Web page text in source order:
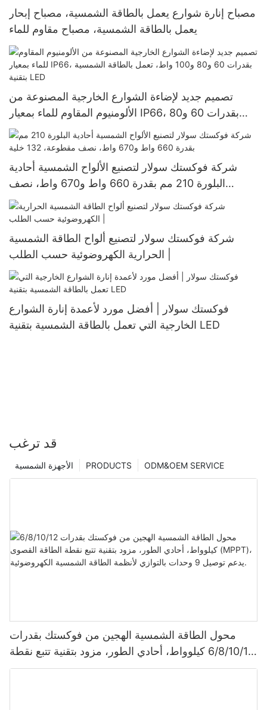
مصباح إنارة شوارع يعمل بالطاقة الشمسية، مصباح إبحار
يعمل بالطاقة الشمسية، مصباح مقاوم للماء
تصميم جديد لإضاءة الشوارع الخارجية المصنوعة من
الألومنيوم المقاوم للماء بمعيار IP66، بقدرات 60 و80
و100 واط، تعمل بالطاقة الشمسية بتقنية LED
شركة فوكستك سولار لتصنيع الألواح الشمسية أحادية
البلورة 210 مم بقدرة 660 واط و670 واط، نصف
مقطوعة، 132 خلية
شركة فوكستك سولار لتصنيع ألواح الطاقة الشمسية
فوكستك سولار | أفضل مورد لأعمدة إنارة الشوارع
الخارجية التي تعمل بالطاقة الشمسية بتقنية LED
قد ترغب
ODM&OEM SERVICE
PRODUCTS الأجهزة الشمسية
محول الطاقة الشمسية الهجين من فوكستك بقدرات
6/8/10/12 كيلوواط، أحادي الطور، مزود بتقنية تتبع نقطة
الطاقة القصوى (MPPT)، يدعم توصيل 9 وحدات بالتوازي